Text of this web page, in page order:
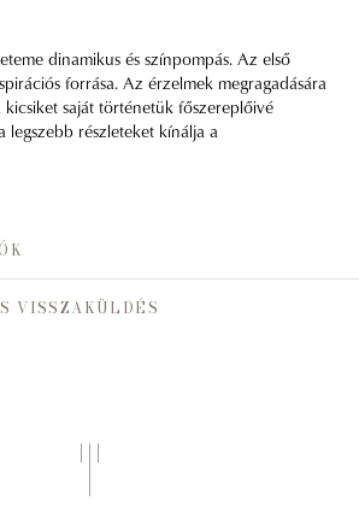
dinamikus és színpompás. Az első
forrása. Az érzelmek megragadására
saját történetük főszereplőivé
legszebb részleteket kínálja a
VISSZAKÜLDÉS